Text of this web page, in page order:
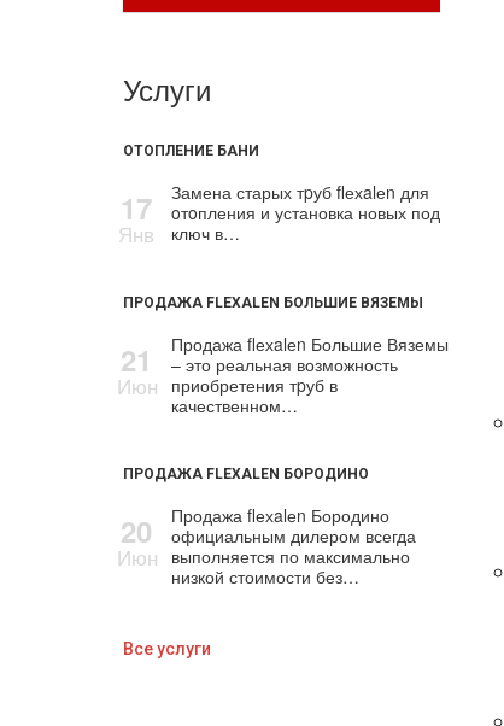
Услуги
ОТОПЛЕНИЕ БАНИ
17
Янв
Замена старых тpуб flехalеn для
oтoпления и установка новых под
ключ в…
ПРОДАЖА FLEXALEN БОЛЬШИЕ ВЯЗЕМЫ
21
Июн
Продажа flехalеn Большие Вяземы
– это реальная возможность
приобретения тpуб в
качественном…
ПРОДАЖА FLEXALEN БОРОДИНО
20
Июн
Продажа flехalеn Бородино
официальным дилером всегда
выполняется по максимально
низкой стоимости без…
Все услуги